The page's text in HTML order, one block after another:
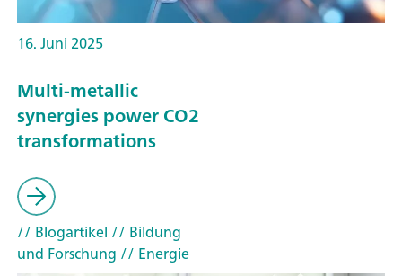
16. Juni 2025
Multi-metallic
synergies power CO2
transformations
// Blogartikel // Bildung
und Forschung // Energie